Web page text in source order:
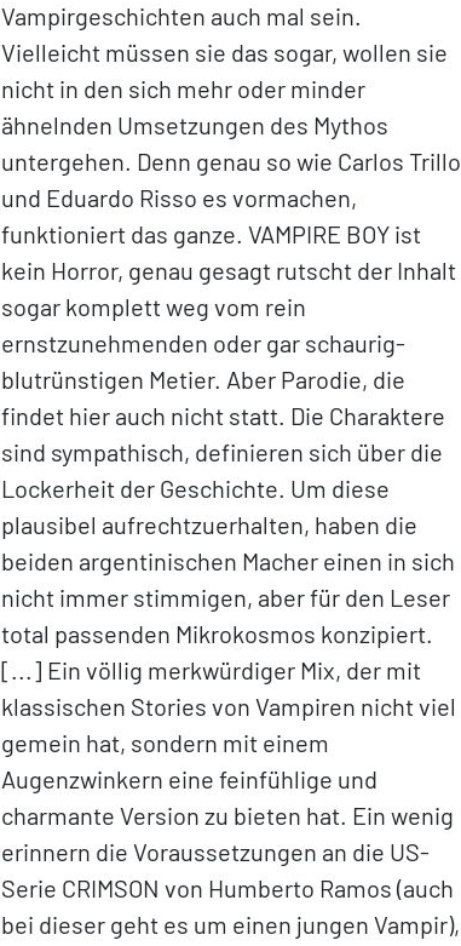
Vampirgeschichten auch mal sein.
Vielleicht müssen sie das sogar, wollen sie
nicht in den sich mehr oder minder
ähnelnden Umsetzungen des Mythos
untergehen. Denn genau so wie Carlos Trillo
und Eduardo Risso es vormachen,
funktioniert das ganze. VAMPIRE BOY ist
kein Horror, genau gesagt rutscht der Inhalt
sogar komplett weg vom rein
ernstzunehmenden oder gar schaurig-
blutrünstigen Metier. Aber Parodie, die
findet hier auch nicht statt. Die Charaktere
sind sympathisch, definieren sich über die
Lockerheit der Geschichte. Um diese
plausibel aufrechtzuerhalten, haben die
beiden argentinischen Macher einen in sich
nicht immer stimmigen, aber für den Leser
total passenden Mikrokosmos konzipiert.
[...] Ein völlig merkwürdiger Mix, der mit
klassischen Stories von Vampiren nicht viel
gemein hat, sondern mit einem
Augenzwinkern eine feinfühlige und
charmante Version zu bieten hat. Ein wenig
erinnern die Voraussetzungen an die US-
Serie CRIMSON von Humberto Ramos (auch
bei dieser geht es um einen jungen Vampir),